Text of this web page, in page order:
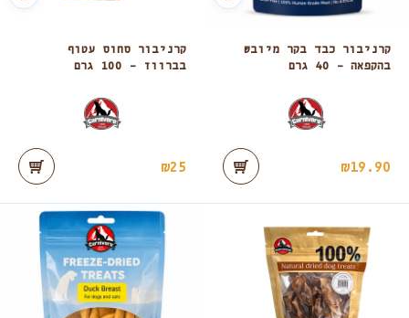
קרניבור כבד בקר מיובש
בהקפאה – 40 גרם
₪19.90
קרניבור סחוס עטוף
בברווז – 100 גרם
₪25